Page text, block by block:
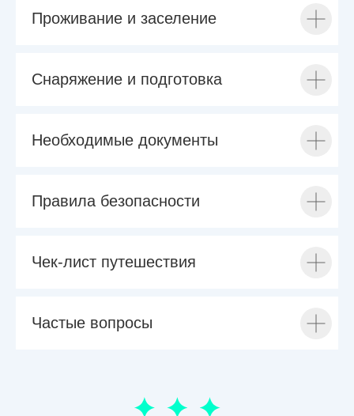
Проживание и заселение
Снаряжение и подготовка
Необходимые документы
Правила безопасности
Чек-лист путешествия
Частые вопросы